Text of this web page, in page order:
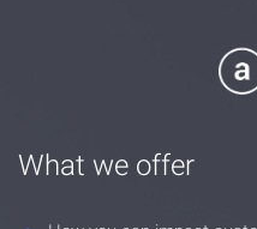
What we offer